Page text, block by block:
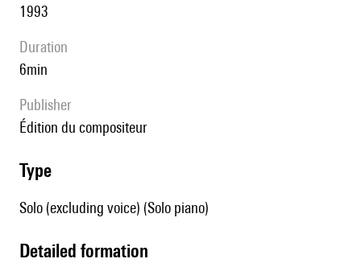
1993
duration
6min
publisher
édition du compositeur
type
Solo (excluding voice) (Solo piano)
detailed formation